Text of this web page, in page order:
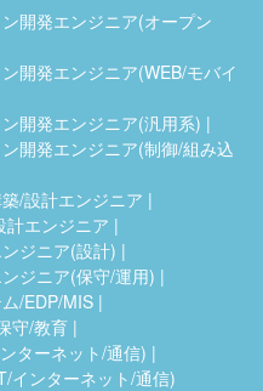
開発エンジニア(オープン
開発エンジニア(WEB/モバイ
開発エンジニア(汎用系)
開発エンジニア(制御/組み込
/設計エンジニア
計エンジニア
ジニア(設計)
ジニア(保守/運用)
/EDP/MIS
守/教育
ターネット/通信)
インターネット/通信)